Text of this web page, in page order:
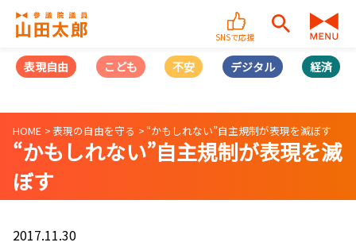
SNSで応援
表現自由 こども 不安 デジタル 経済
HOME 表現の自由を守る “かもしれない”自主規制が表現を滅ぼす
“かもしれない”自主規制が表現を滅
ぼす
2017.11.30